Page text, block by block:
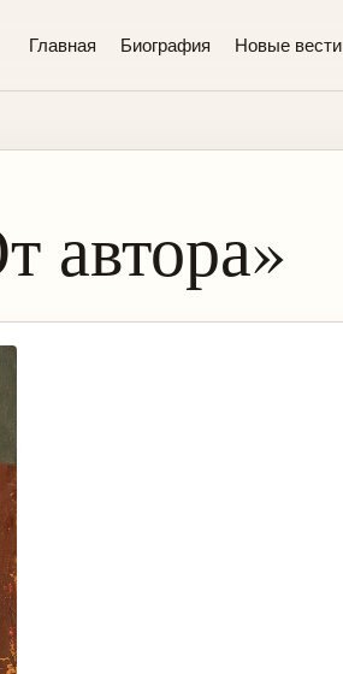
Главная Биография Новые вести
автора»